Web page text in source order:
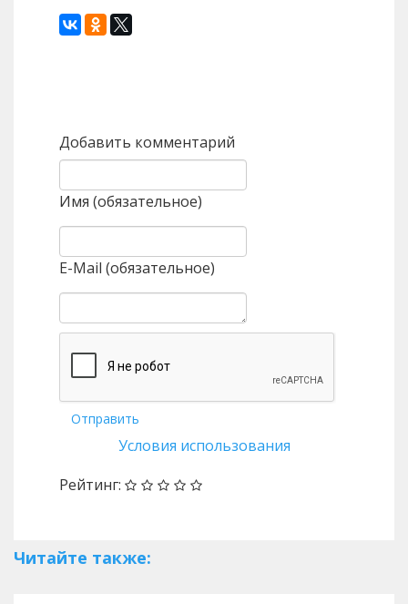
Добавить комментарий
Имя (обязательное)
E-Mail (обязательное)
Отправить
Условия использования
Рейтинг:
Читайте также: